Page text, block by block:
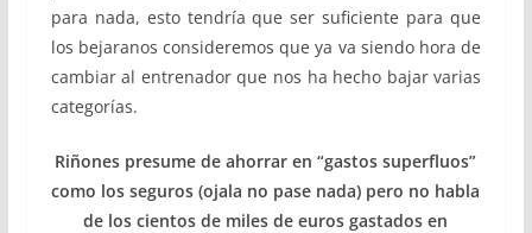
para nada, esto tendría que ser suficiente para que
los bejaranos consideremos que ya va siendo hora de
cambiar al entrenador que nos ha hecho bajar varias
categorías.
Riñones presume de ahorrar en “gastos superfluos”
como los seguros (ojala no pase nada) pero no habla
de los cientos de miles de euros gastados en